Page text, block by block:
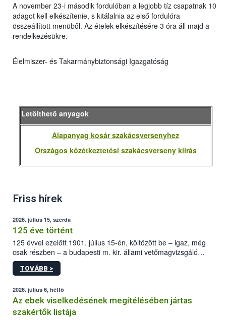
A november 23-i második fordulóban a legjobb tíz csapatnak 10
adagot kell elkészítenie, s kitálalnia az első fordulóra
összeállított menüből. Az ételek elkészítésére 3 óra áll majd a
rendelkezésükre.
Élelmiszer- és Takarmánybiztonsági Igazgatóság
Letölthető anyagok
Alapanyag kosár szakácsversenyhez
Országos közétkeztetési szakácsverseny kiírás
Friss hírek
2026. július 15, szerda
125 éve történt
125 évvel ezelőtt 1901. július 15-én, költözött be – igaz, még
csak részben – a budapesti m. kir. állami vetőmagvizsgáló
állomás a Kis Rókus utca 15. szám alatti, Czigler Győző által
tervezett új épületébe.
TOVÁBB >
2026. július 6, hétfő
Az ebek viselkedésének megítélésében jártas
szakértők listája